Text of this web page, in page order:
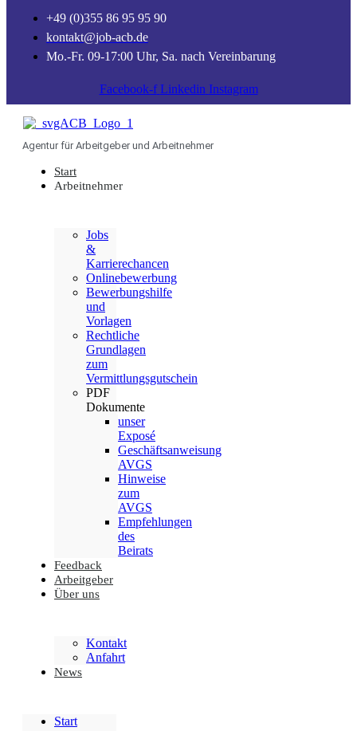
+49 (0)355 86 95 95 90
kontakt@job-acb.de
Mo.-Fr. 09-17:00 Uhr, Sa. nach Vereinbarung
Facebook-f Linkedin Instagram
Agentur für Arbeitgeber und Arbeitnehmer
Start
Arbeitnehmer
Jobs
&
Karrierechancen
Onlinebewerbung
Bewerbungshilfe
und
Vorlagen
Rechtliche
Grundlagen
zum
Vermittlungsgutschein
PDF
Dokumente
unser
Exposé
Geschäftsanweisung
AVGS
Hinweise
zum
AVGS
Empfehlungen
des
Beirats
Feedback
Arbeitgeber
Über uns
Kontakt
Anfahrt
News
Start